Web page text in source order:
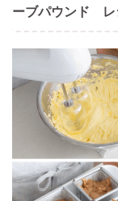
ーブパウンド レ